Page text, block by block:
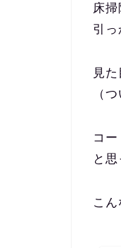
床
引っ
見た
（
コ
と思
こん